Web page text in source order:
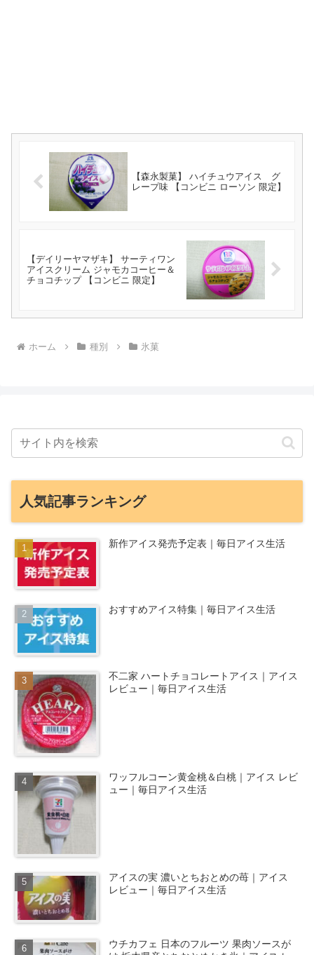
【森永製菓】 ハイチュウアイス グ
レープ味 【コンビニ ローソン 限定】
【デイリーヤマザキ】 サーティワン
アイスクリーム ジャモカコーヒー＆
チョコチップ 【コンビニ 限定】
ホーム 種別 氷菓
人気記事ランキング
新作アイス発売予定表｜毎日アイス生活
おすすめアイス特集｜毎日アイス生活
不二家 ハートチョコレートアイス｜アイス
レビュー｜毎日アイス生活
ワッフルコーン黄金桃＆白桃｜アイス レビ
ュー｜毎日アイス生活
アイスの実 濃いとちおとめの苺｜アイス
レビュー｜毎日アイス生活
ウチカフェ 日本のフルーツ 果肉ソースが